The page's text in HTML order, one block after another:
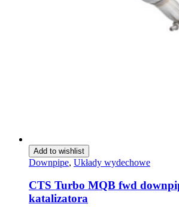
Add to wishlist
Downpipe, Układy wydechowe
CTS Turbo MQB fwd
katalizatora